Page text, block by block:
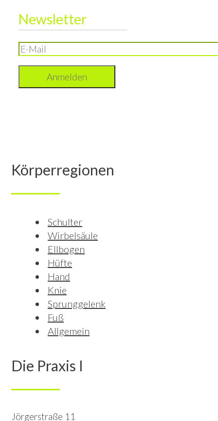
Newsletter
Körperregionen
Schulter
Wirbelsäule
Ellbogen
Hüfte
Hand
Knie
Sprunggelenk
Fuß
Allgemein
Die Praxis I
Jörgerstraße 11